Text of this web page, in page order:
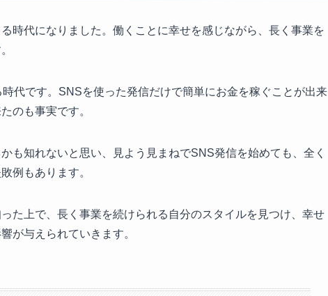
時代になりました。働くことに幸せを感じながら、長く事業を
代です。SNSを使った発信だけで簡単にお金を稼ぐことが出来
のも事実です。
も知れないと思い、見よう見まねでSNS発信を始めても、全く
例もあります。
た上で、長く事業を続けられる自分のスタイルを見つけ、幸せ
が与えられていきます。